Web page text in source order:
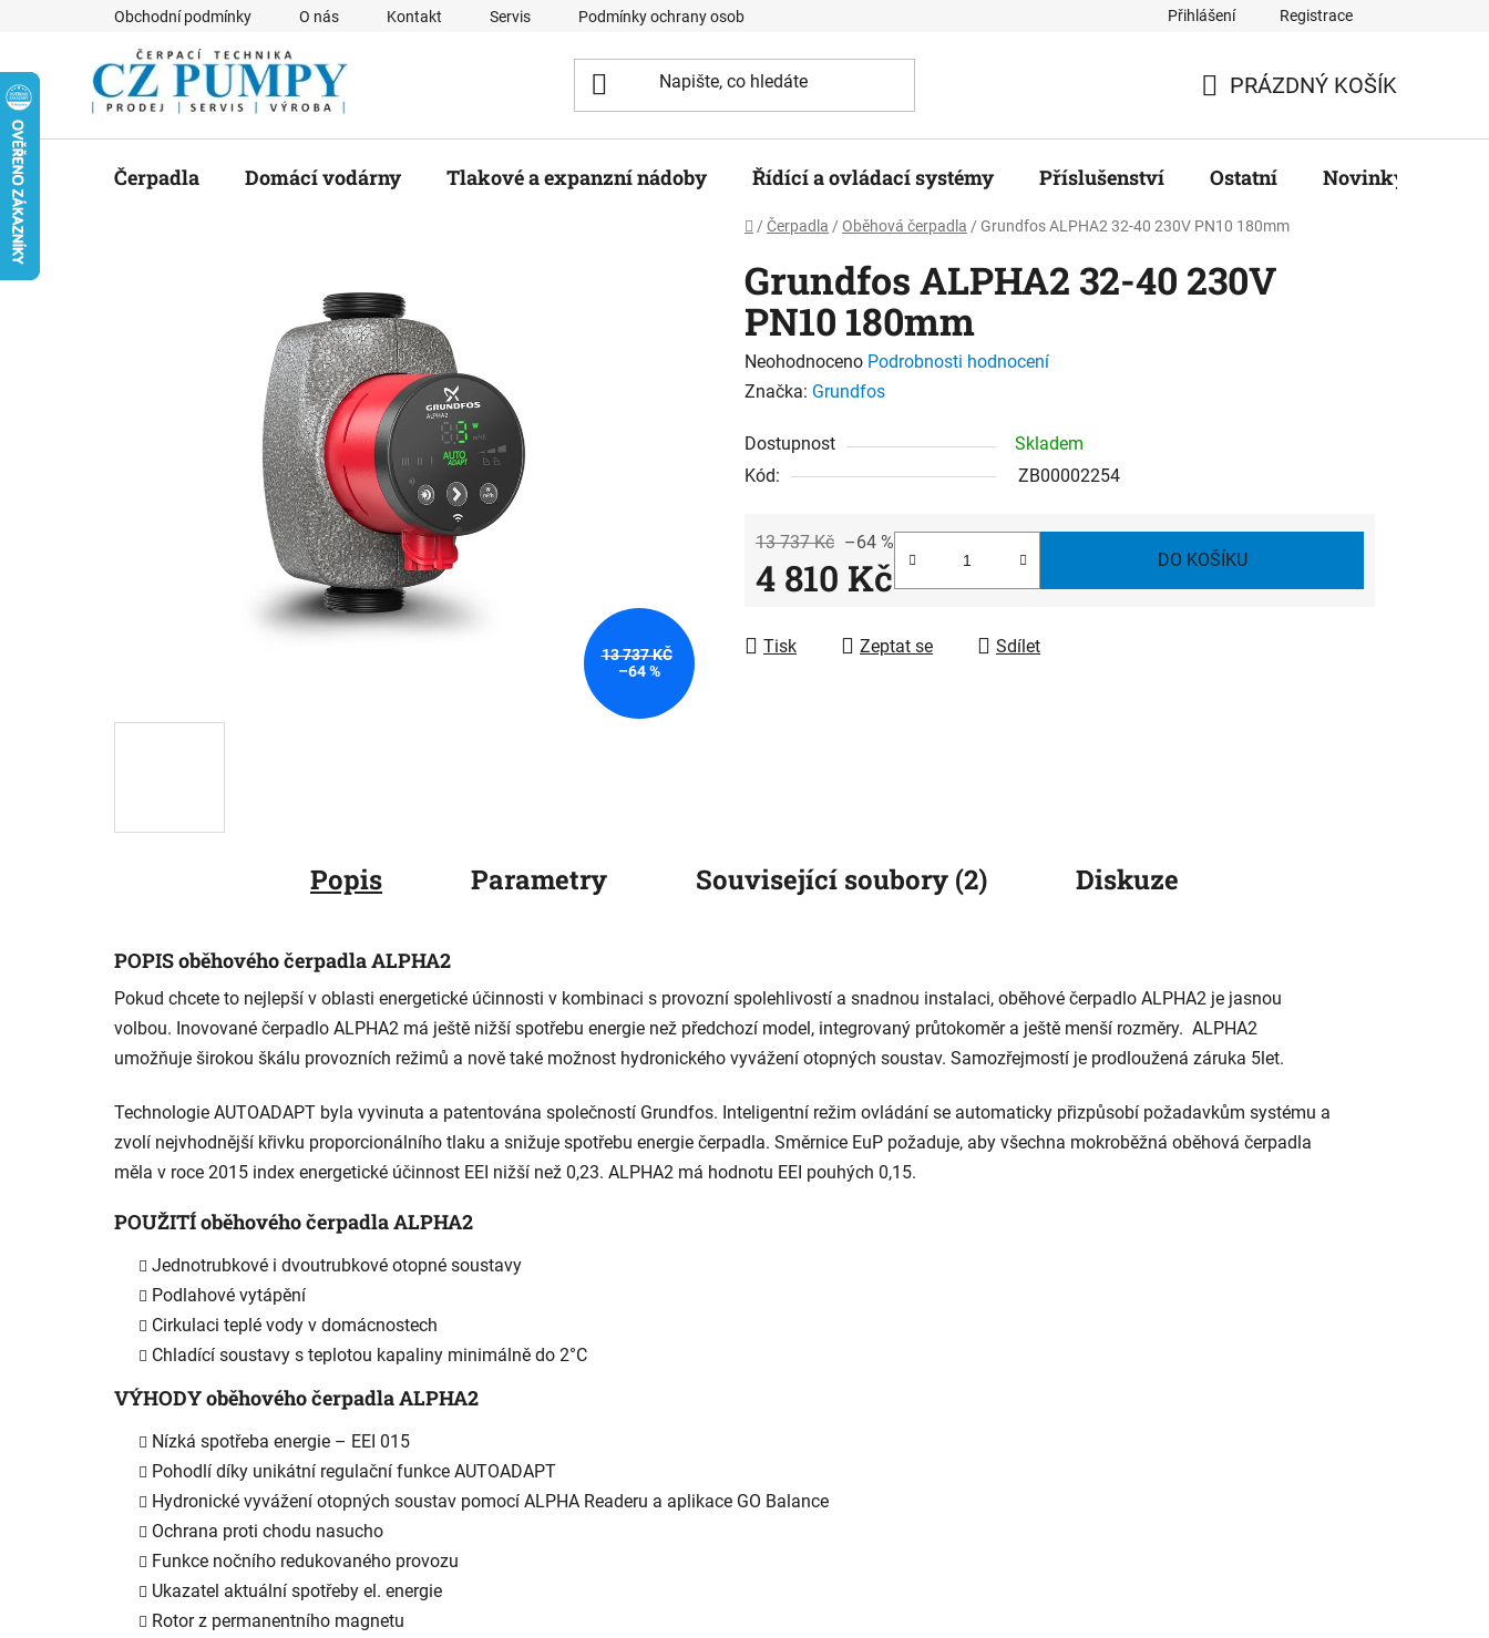
Obchodní podmínky O nás Kontakt Servis Podmínky ochrany osobních údajů Přihlášení Registrace
KOŠÍK
PRÁZDNÝ KOŠÍK
Čerpadla Domácí vodárny Tlakové a expanzní nádoby Řídící a ovládací systémy Příslušenství Ostatní Novinky
Domů
/ Čerpadla / Oběhová čerpadla / Grundfos ALPHA2 32-40 230V PN10 180mm
Grundfos ALPHA2 32-40 230V
PN10 180mm
Průměrné
hodnocení
je
0,0
hvězdiček.
Neohodnoceno Podrobnosti hodnocení
Značka: Grundfos
Dostupnost
Skladem
Kód:
ZB00002254
13 737 Kč –64 %
4 810 Kč DO KOŠÍKU
Tisk Zeptat se Sdílet
13 737 KČ
–64 %
Popis Parametry Související soubory (2) Diskuze
POPIS oběhového čerpadla ALPHA2
Pokud chcete to nejlepší v oblasti energetické účinnosti v kombinaci s provozní spolehlivostí a snadnou instalaci, oběhové čerpadlo ALPHA2 je jasnou
volbou. Inovované čerpadlo ALPHA2 má ještě nižší spotřebu energie než předchozí model, integrovaný průtokoměr a ještě menší rozměry. ALPHA2
umožňuje širokou škálu provozních režimů a nově také možnost hydronického vyvážení otopných soustav. Samozřejmostí je prodloužená záruka 5let.
Technologie AUTOADAPT byla vyvinuta a patentována společností Grundfos. Inteligentní režim ovládání se automaticky přizpůsobí požadavkům systému a
zvolí nejvhodnější křivku proporcionálního tlaku a snižuje spotřebu energie čerpadla. Směrnice EuP požaduje, aby všechna mokroběžná oběhová čerpadla
měla v roce 2015 index energetické účinnost EEI nižší než 0,23. ALPHA2 má hodnotu EEI pouhých 0,15.
POUŽITÍ oběhového čerpadla ALPHA2
Jednotrubkové i dvoutrubkové otopné soustavy
Podlahové vytápění
Cirkulaci teplé vody v domácnostech
Chladící soustavy s teplotou kapaliny minimálně do 2°C
VÝHODY oběhového čerpadla ALPHA2
Nízká spotřeba energie – EEI 015
Pohodlí díky unikátní regulační funkce AUTOADAPT
Hydronické vyvážení otopných soustav pomocí ALPHA Readeru a aplikace GO Balance
Ochrana proti chodu nasucho
Funkce nočního redukovaného provozu
Ukazatel aktuální spotřeby el. energie
Rotor z permanentního magnetu